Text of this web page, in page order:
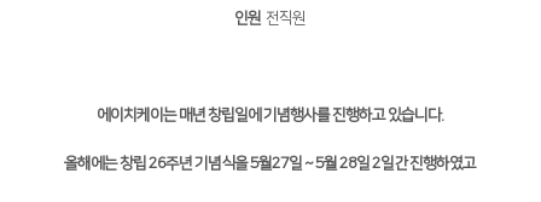
인원 전직원
에이치케이는 매년 창립일에 기념행사를 진행하고 있습니다.
올해에는 창립 26주년 기념식을 5월27일 ~ 5월 28일 2일간 진행하였고